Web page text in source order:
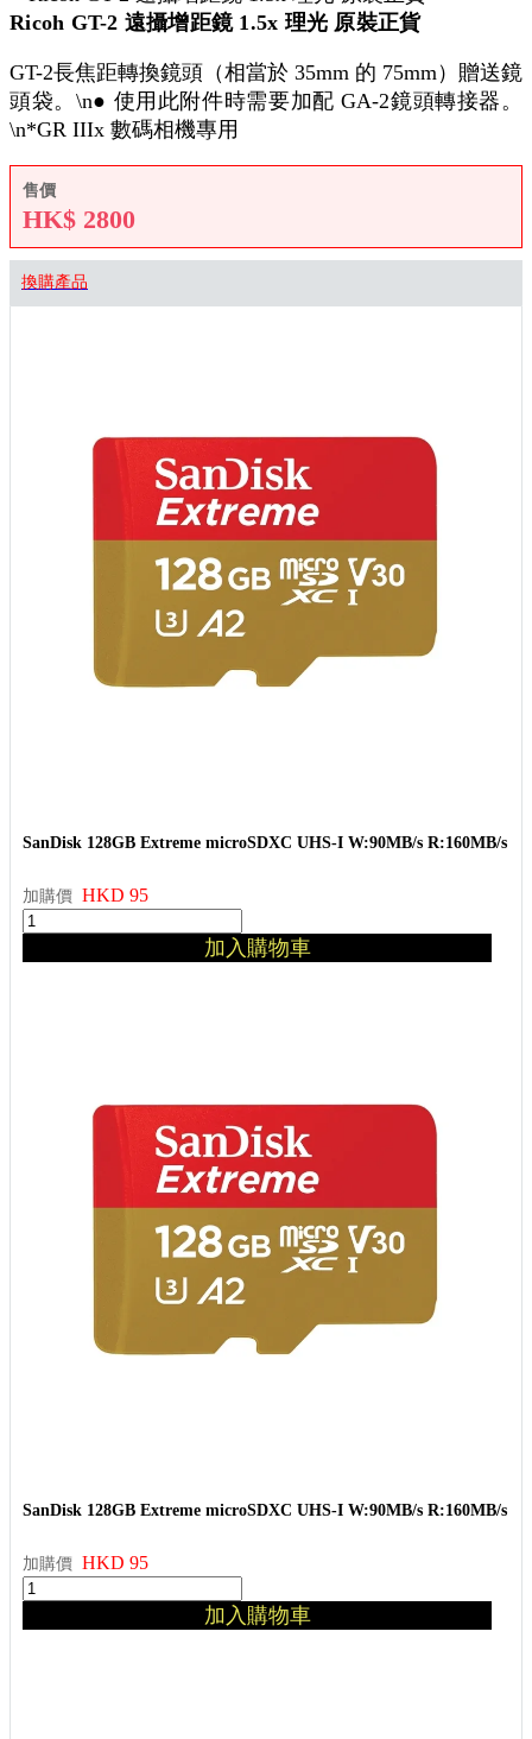
Ricoh GT-2 遠攝增距鏡 1.5x 理光 原裝正貨
GT-2長焦距轉換鏡頭（相當於 35mm 的 75mm）贈送鏡
頭袋。\n● 使用此附件時需要加配 GA-2鏡頭轉接器。
\n*GR IIIx 數碼相機專用
售價
HK$ 2800
換購產品
SanDisk 128GB Extreme microSDXC UHS-I W:90MB/s R:160MB/s
加購價 HKD 95
加入購物車
SanDisk 128GB Extreme microSDXC UHS-I W:90MB/s R:160MB/s
加購價 HKD 95
加入購物車